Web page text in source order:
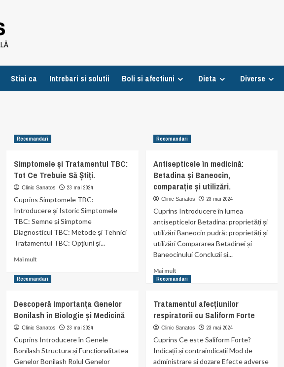
Stiai ca Intrebari si solutii Boli si afectiuni Dieta Diverse
Recomandari
Simptomele și Tratamentul TBC:
Tot Ce Trebuie Să Știți.
Clinic Sanatos 23 mai 2024
Cuprins Simptomele TBC:
Introducere și Istoric Simptomele
TBC: Semne și Simptome
Diagnosticul TBC: Metode și Tehnici
Tratamentul TBC: Opțiuni și...
Mai mult
about
Tratamentul
TBC:
Trebuie
Să
Știți.
Recomandari
Antisepticele în medicină:
Betadina și Baneocin,
comparație și utilizări.
Clinic Sanatos 23 mai 2024
Cuprins Introducere în lumea
antisepticelor Betadina: proprietăți și
utilizări Baneocin pudră: proprietăți și
utilizări Compararea Betadinei și
Baneocinului Concluzii și...
Mai multRead
more
în
medicină:
Betadina
Baneocin,
comparație
și
Recomandari
Descoperă Importanța Genelor
Bonilash în Biologie și Medicină
Clinic Sanatos 23 mai 2024
Cuprins Introducere în Genele
Bonilash Structura și Funcționalitatea
Genelor Bonilash Rolul Genelor
Recomandari
Tratamentul afecțiunilor
respiratorii cu Saliform Forte
Clinic Sanatos 23 mai 2024
Cuprins Ce este Saliform Forte?
Indicații și contraindicații Mod de
administrare și dozare Efecte adverse